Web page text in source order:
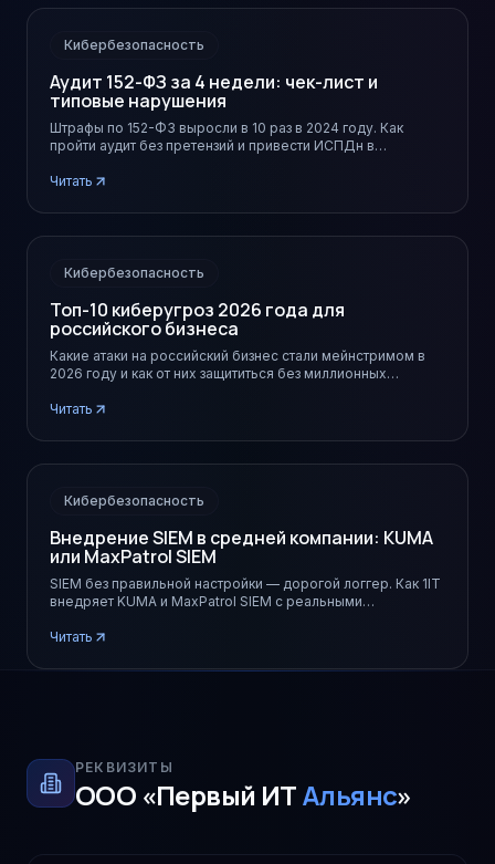
Кибербезопасность
Аудит 152-ФЗ за 4 недели: чек-лист и
типовые нарушения
Штрафы по 152-ФЗ выросли в 10 раз в 2024 году. Как
пройти аудит без претензий и привести ИСПДн в
Читать
Кибербезопасность
Топ-10 киберугроз 2026 года для
российского бизнеса
Какие атаки на российский бизнес стали мейнстримом в
2026 году и как от них защититься без миллионных
Читать
Кибербезопасность
Внедрение SIEM в средней компании: KUMA
или MaxPatrol SIEM
SIEM без правильной настройки — дорогой логгер. Как 1IT
внедряет KUMA и MaxPatrol SIEM с реальными
Читать
РЕКВИЗИТЫ
ООО «Первый ИТАльянс»